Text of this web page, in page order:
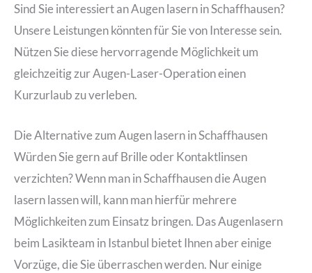
Sind Sie interessiert an Augen lasern in Schaffhausen?
Unsere Leistungen könnten für Sie von Interesse sein.
Nützen Sie diese hervorragende Möglichkeit um
gleichzeitig zur Augen-Laser-Operation einen
Kurzurlaub zu verleben.
Die Alternative zum Augen lasern in Schaffhausen
Würden Sie gern auf Brille oder Kontaktlinsen
verzichten? Wenn man in Schaffhausen die Augen
lasern lassen will, kann man hierfür mehrere
Möglichkeiten zum Einsatz bringen. Das Augenlasern
beim Lasikteam in Istanbul bietet Ihnen aber einige
Vorzüge, die Sie überraschen werden. Nur einige